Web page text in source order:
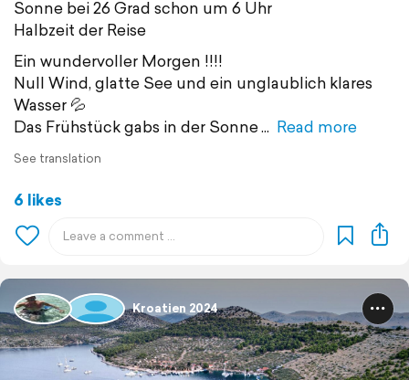
Sonne bei 26 Grad schon um 6 Uhr
Halbzeit der Reise
Ein wundervoller Morgen !!!!
Null Wind, glatte See und ein unglaublich klares
Wasser 💦
Das Frühstück gabs in der Sonne
Read more
See translation
6 likes
Kroatien 2024